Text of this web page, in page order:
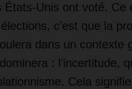
États-Unis ont voté. Ce
c’est que la
dans un contexte
: l’incertitude,
Cela